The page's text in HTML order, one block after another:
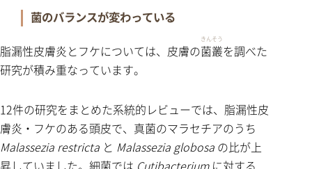
菌のバランスが変わっている
脂漏性皮膚炎とフケについては、皮膚の菌叢
きんそう
を調べた
研究が積み重なっています。
12件の研究をまとめた系統的レビューでは、脂漏性皮
膚炎・フケのある頭皮で、真菌のマラセチアのうち
Malassezia restricta と Malassezia globosa の比が上
昇していました。細菌では Cutibacteriumに対する